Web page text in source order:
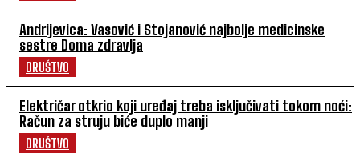
Andrijevica: Vasović i Stojanović najbolje medicinske
sestre Doma zdravlja
DRUŠTVO
Električar otkrio koji uređaj treba isključivati tokom noći:
Račun za struju biće duplo manji
DRUŠTVO